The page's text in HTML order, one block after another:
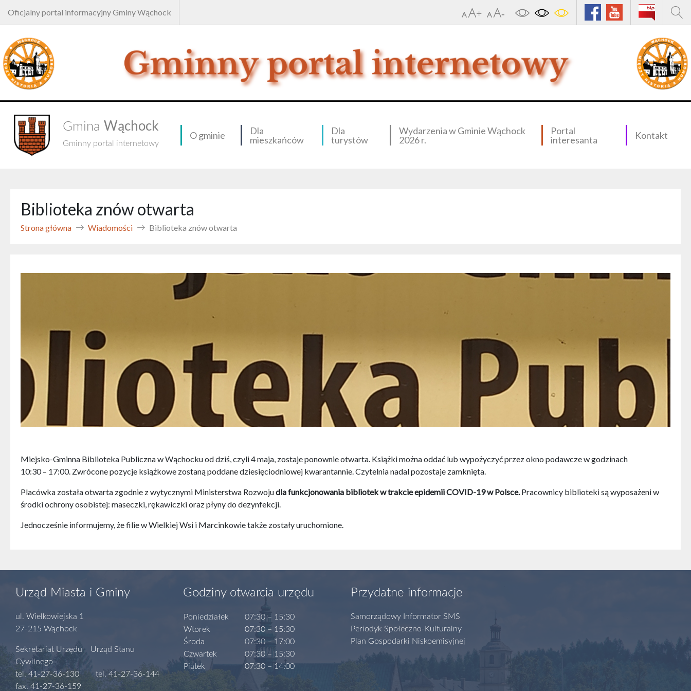
Oficjalny portal informacyjny Gminy Wąchock
Gmina Wąchock
Gminny portal internetowy
O gminie
Dla
mieszkańców
Dla
turystów
Wydarzenia w Gminie Wąchock
2026 r.
Portal
interesanta
Kontakt
Biblioteka znów otwarta
Strona główna Wiadomości Biblioteka znów otwarta
Miejsko-Gminna Biblioteka Publiczna w Wąchocku od dziś, czyli 4 maja, zostaje ponownie otwarta. Książki można oddać lub wypożyczyć przez okno podawcze w godzinach
10:30 – 17:00. Zwrócone pozycje książkowe zostaną poddane dziesięciodniowej kwarantannie. Czytelnia nadal pozostaje zamknięta.
Placówka została otwarta zgodnie z wytycznymi Ministerstwa Rozwojudla funkcjonowania bibliotek w trakcie epidemii COVID-19 w Polsce.Pracownicy biblioteki są wyposażeni w
środki ochrony osobistej: maseczki, rękawiczki oraz płyny do dezynfekcji.
Jednocześnie informujemy, że filie w Wielkiej Wsi i Marcinkowie także zostały uruchomione.
Urząd Miasta i Gminy
ul. Wielkowiejska 1
27-215 Wąchock
Sekretariat Urzędu Urząd Stanu
Cywilnego
tel. 41-27-36-130 tel. 41-27-36-144
fax. 41-27-36-159
Godziny otwarcia urzędu
Poniedziałek
Wtorek
Środa
Czwartek
Piątek
07:30 – 15:30
07:30 – 15:30
07:30 – 17:00
07:30 – 15:30
07:30 – 14:00
Przydatne informacje
Samorządowy Informator SMS
Periodyk Społeczno-Kulturalny
Plan Gospodarki Niskoemisyjnej